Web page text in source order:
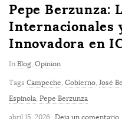
Pepe Berzunza:
Internacionales
Innovadora en
In Blog, Opinion
Tags Campeche, Gobierno, José
Espinola, Pepe Berzunza
abril 15, 2026 Deja un comentario